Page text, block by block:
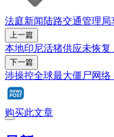
法庭新闻 陆路交通管理局
上一篇
本地印尼活猪供应未恢
下一篇
涉操控全球最大僵尸网
购买此文章